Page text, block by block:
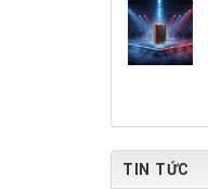
TIN TỨC